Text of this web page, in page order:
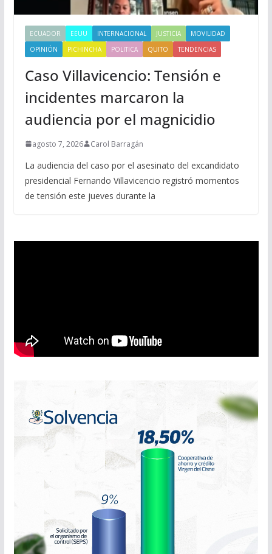
ECUADOR EEUU INTERNACIONAL JUSTICIA
MOVILIDAD
OPINIÓN
PICHINCHA POLITICA QUITO TENDENCIAS
Caso Villavicencio: Tensión e
incidentes marcaron la
audiencia por el magnicidio
agosto 7, 2026 Carol Barragán
La audiencia del caso por el asesinato del excandidato
presidencial Fernando Villavicencio registró momentos
de tensión este jueves durante la